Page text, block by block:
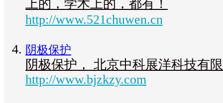
上的，学术上的，都有！
http://www.521chuwen.cn
阴极保护
阴极保护， 北京中科展洋科技有
http://www.bjzkzy.com